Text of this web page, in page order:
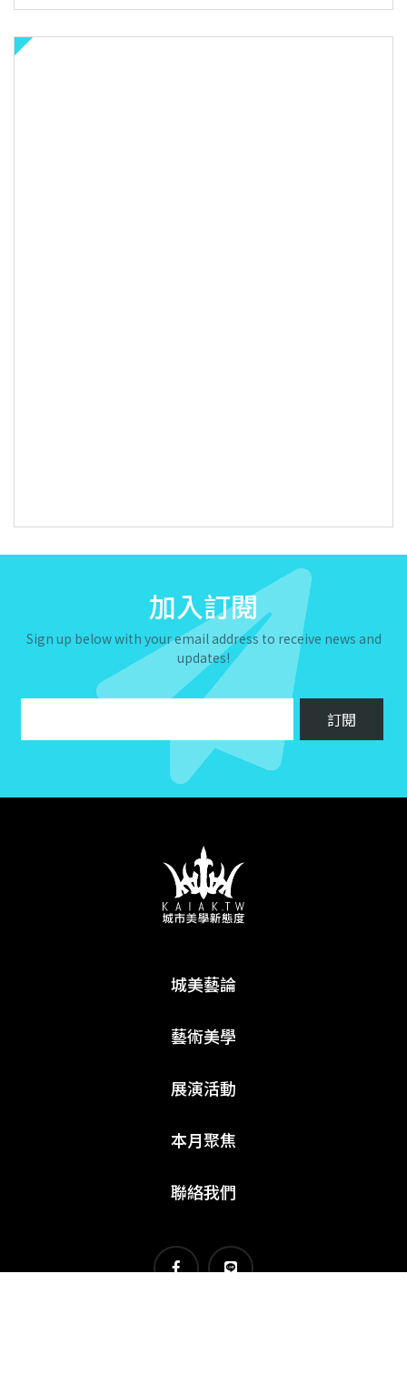
加入訂閱
Sign up below with your email address to receive news and
updates!
城美藝論
藝術美學
展演活動
本月聚焦
聯絡我們